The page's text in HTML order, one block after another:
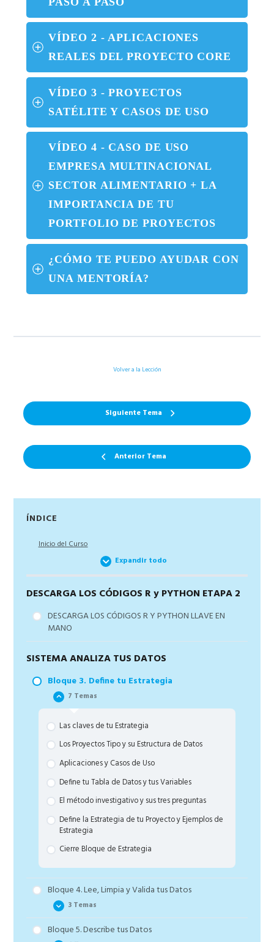
VÍDEO 2 - APLICACIONES
REALES DEL PROYECTO CORE
VÍDEO 3 - PROYECTOS
SATÉLITE Y CASOS DE USO
VÍDEO 4 - CASO DE USO
EMPRESA MULTINACIONAL
SECTOR ALIMENTARIO + LA
IMPORTANCIA DE TU
PORTFOLIO DE PROYECTOS
¿CÓMO TE PUEDO AYUDAR CON
UNA MENTORÍA?
Anterior Tema
Volver a la Lección
Siguiente Tema
Barra
lateral
ÍNDICE
Inicio del Curso
Expandir todo
DESCARGA LOS CÓDIGOS R y PYTHON ETAPA 2
DESCARGA LOS CÓDIGOS R Y PYTHON LLAVE EN
MANO
SISTEMA ANALIZA TUS DATOS
Bloque 3. Define tu Estrategia
7 Temas
Las claves de tu Estrategia
Los Proyectos Tipo y su Estructura de Datos
Aplicaciones y Casos de Uso
Define tu Tabla de Datos y tus Variables
El método investigativo y sus tres preguntas
Define la Estrategia de tu Proyecto y Ejemplos de
Estrategia
Cierre Bloque de Estrategia
Bloque 4. Lee, Limpia y Valida tus Datos
3 Temas
Leer e importar datos
Bloque 5. Describe tus Datos